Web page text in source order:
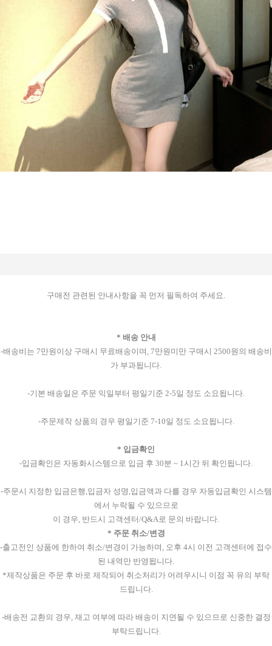
구매전 관련된 안내사항을 꼭 먼저 필독하여 주세요.
* 배송 안내
-배송비는 7만원이상 구매시 무료배송이며, 7만원미만 구매시 2500원의 배송비
가 부과됩니다.
-기본 배송일은 주문 익일부터 평일기준 2-5일 정도 소요됩니다.
-주문제작 상품의 경우 평일기준 7-10일 정도 소요됩니다.
* 입금확인
-입금확인은 자동화시스템으로 입금 후 30분 ~ 1시간 뒤 확인됩니다.
-주문시 지정한 입금은행,입금자 성명,입금액과 다를 경우 자동입금확인 시스템
에서 누락될 수 있으므로
이 경우, 반드시 고객센터/Q&A로 문의 바랍니다.
* 주문 취소/변경
-출고전인 상품에 한하여 취소/변경이 가능하며, 오후 4시 이전 고객센터에 접수
된 내역만 반영됩니다.
*제작상품은 주문 후 바로 제작되어 취소처리가 어려우시니 이점 꼭 유의 부탁
드립니다.
-배송전 교환의 경우, 재고 여부에 따라 배송이 지연될 수 있으므로 신중한 결정
부탁드립니다.